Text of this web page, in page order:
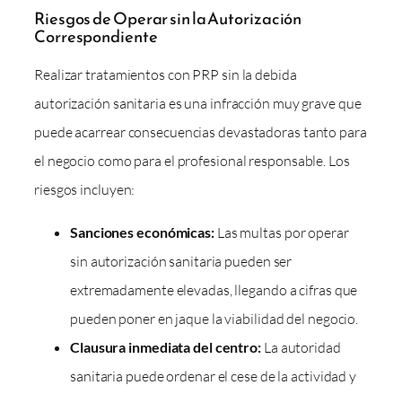
Riesgos de Operar sin la Autorización
Correspondiente
Realizar tratamientos con PRP sin la debida
autorización sanitaria es una infracción muy grave que
puede acarrear consecuencias devastadoras tanto para
el negocio como para el profesional responsable. Los
riesgos incluyen:
Sanciones económicas:Las multas por operar
sin autorización sanitaria pueden ser
extremadamente elevadas, llegando a cifras que
pueden poner en jaque la viabilidad del negocio.
Clausura inmediata del centro: La autoridad
sanitaria puede ordenar el cese de la actividad y